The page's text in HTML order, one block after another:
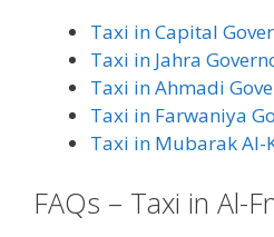
Taxi in Capital
Taxi in Jahra
Taxi in Ahmadi
Taxi in Farwaniya
Taxi in Mubarak Al-
FAQs – Taxi in Al-